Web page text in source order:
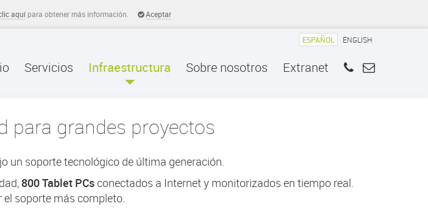
aquí para obtener más información. Aceptar
Servicios Infraestructura Sobre nosotros Extranet
ESPAÑOL ENGLISH
para grandes proyectos
un soporte tecnológico de última generación.
800 Tablet PCsconectados a Internet y monitorizados en tiempo real.
soporte más completo.